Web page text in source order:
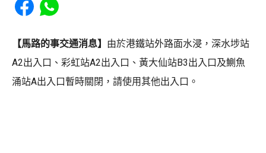
【馬路的事交通消息】 由於港鐵站外路面水浸，深水埗站
A2出入口、彩虹站A2出入口、黃大仙站B3出入口及鰂魚
涌站A出入口暫時關閉，請使用其他出入口。